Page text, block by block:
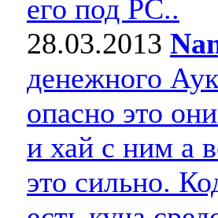
его под РС..
28.03.2013
денежного
опасно это
и хай с ним а
это сильно.